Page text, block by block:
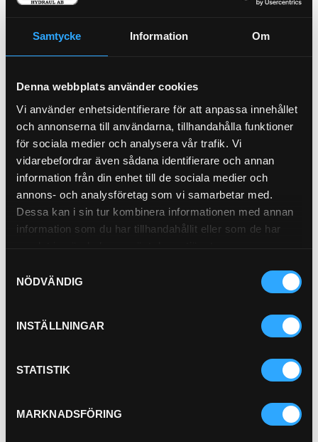
Samtycke Information Om
Denna webbplats använder cookies
Vi använder enhetsidentifierare för att anpassa innehållet
och annonserna till användarna, tillhandahålla funktioner
för sociala medier och analysera vår trafik. Vi
vidarebefordrar även sådana identifierare och annan
information från din enhet till de sociala medier och
annons- och analysföretag som vi samarbetar med.
Dessa kan i sin tur kombinera informationen med annan
information som du har tillhandahållit eller som de har
NÖDVÄNDIG
INSTÄLLNINGAR
STATISTIK
MARKNADSFÖRING
Thread Size 1 1/4 BSP/G
Pris exkl. 370.00
Köp
Hydraulfilter